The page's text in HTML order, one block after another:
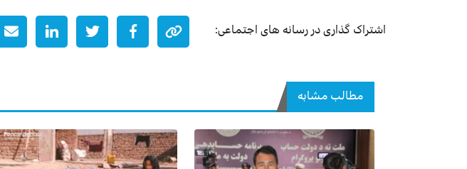
اشتراک گذاری در رسانه های اجتماعی:
مطالب مشابه